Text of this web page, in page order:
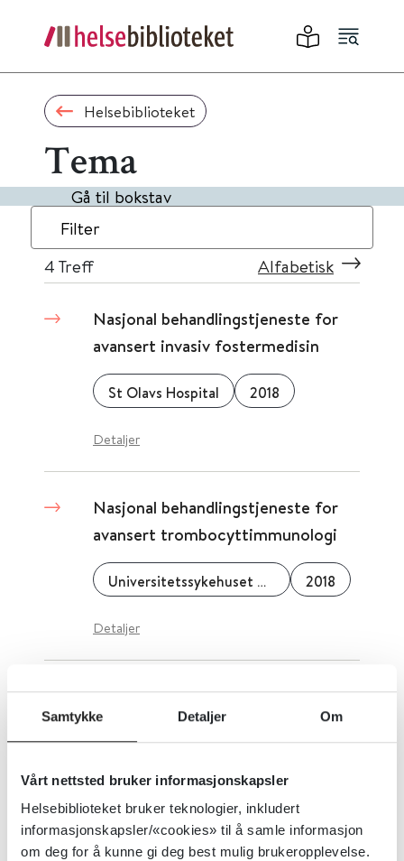
Samtykke Detaljer Om
Vårt nettsted bruker informasjonskapsler
Helsebiblioteket bruker teknologier, inkludert
informasjonskapsler/«cookies» til å samle informasjon
om deg for å kunne gi deg best mulig brukeropplevelse.
Helsebiblioteket
Tema
Gå til bokstav
Filter
4 Treff Alfabetisk
Nasjonal behandlingstjeneste for
avansert invasiv fostermedisin
St Olavs Hospital 2018
Detaljer
Nasjonal behandlingstjeneste for
avansert trombocyttimmunologi
Universitetssykehuset Nord-Norge 2018
Detaljer
Nasjonalt senter for
blodtypeserologi
Detaljer